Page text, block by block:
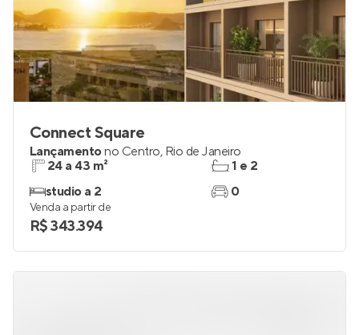
Connect Square
Lançamentono Centro, Rio de Janeiro
24 a 43 m²
studio a 2
1 e 2
0
Venda a partir de
R$ 343.394